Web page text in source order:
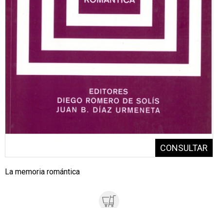
La memoria romántica